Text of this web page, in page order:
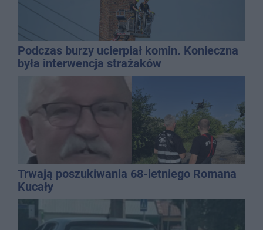
Podczas burzy ucierpiał komin. Konieczna
była interwencja strażaków
Trwają poszukiwania 68-letniego Romana
Kucały